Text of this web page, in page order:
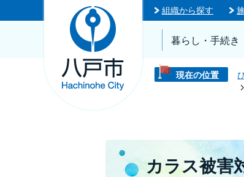
組織から探す
暮らし・手続き
現在の位置
カラス被害